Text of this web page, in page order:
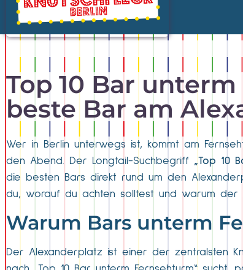
Top 10 Bar
beste Bar am
Wer in Berlin unterwegs ist, kommt am
den Abend. Der Longtail-Suchbegriff „Top 10
die besten Bars direkt rund um den
du, worauf du achten solltest und warum der
Warum Bars unterm
Der Alexanderplatz ist einer der zentralsten